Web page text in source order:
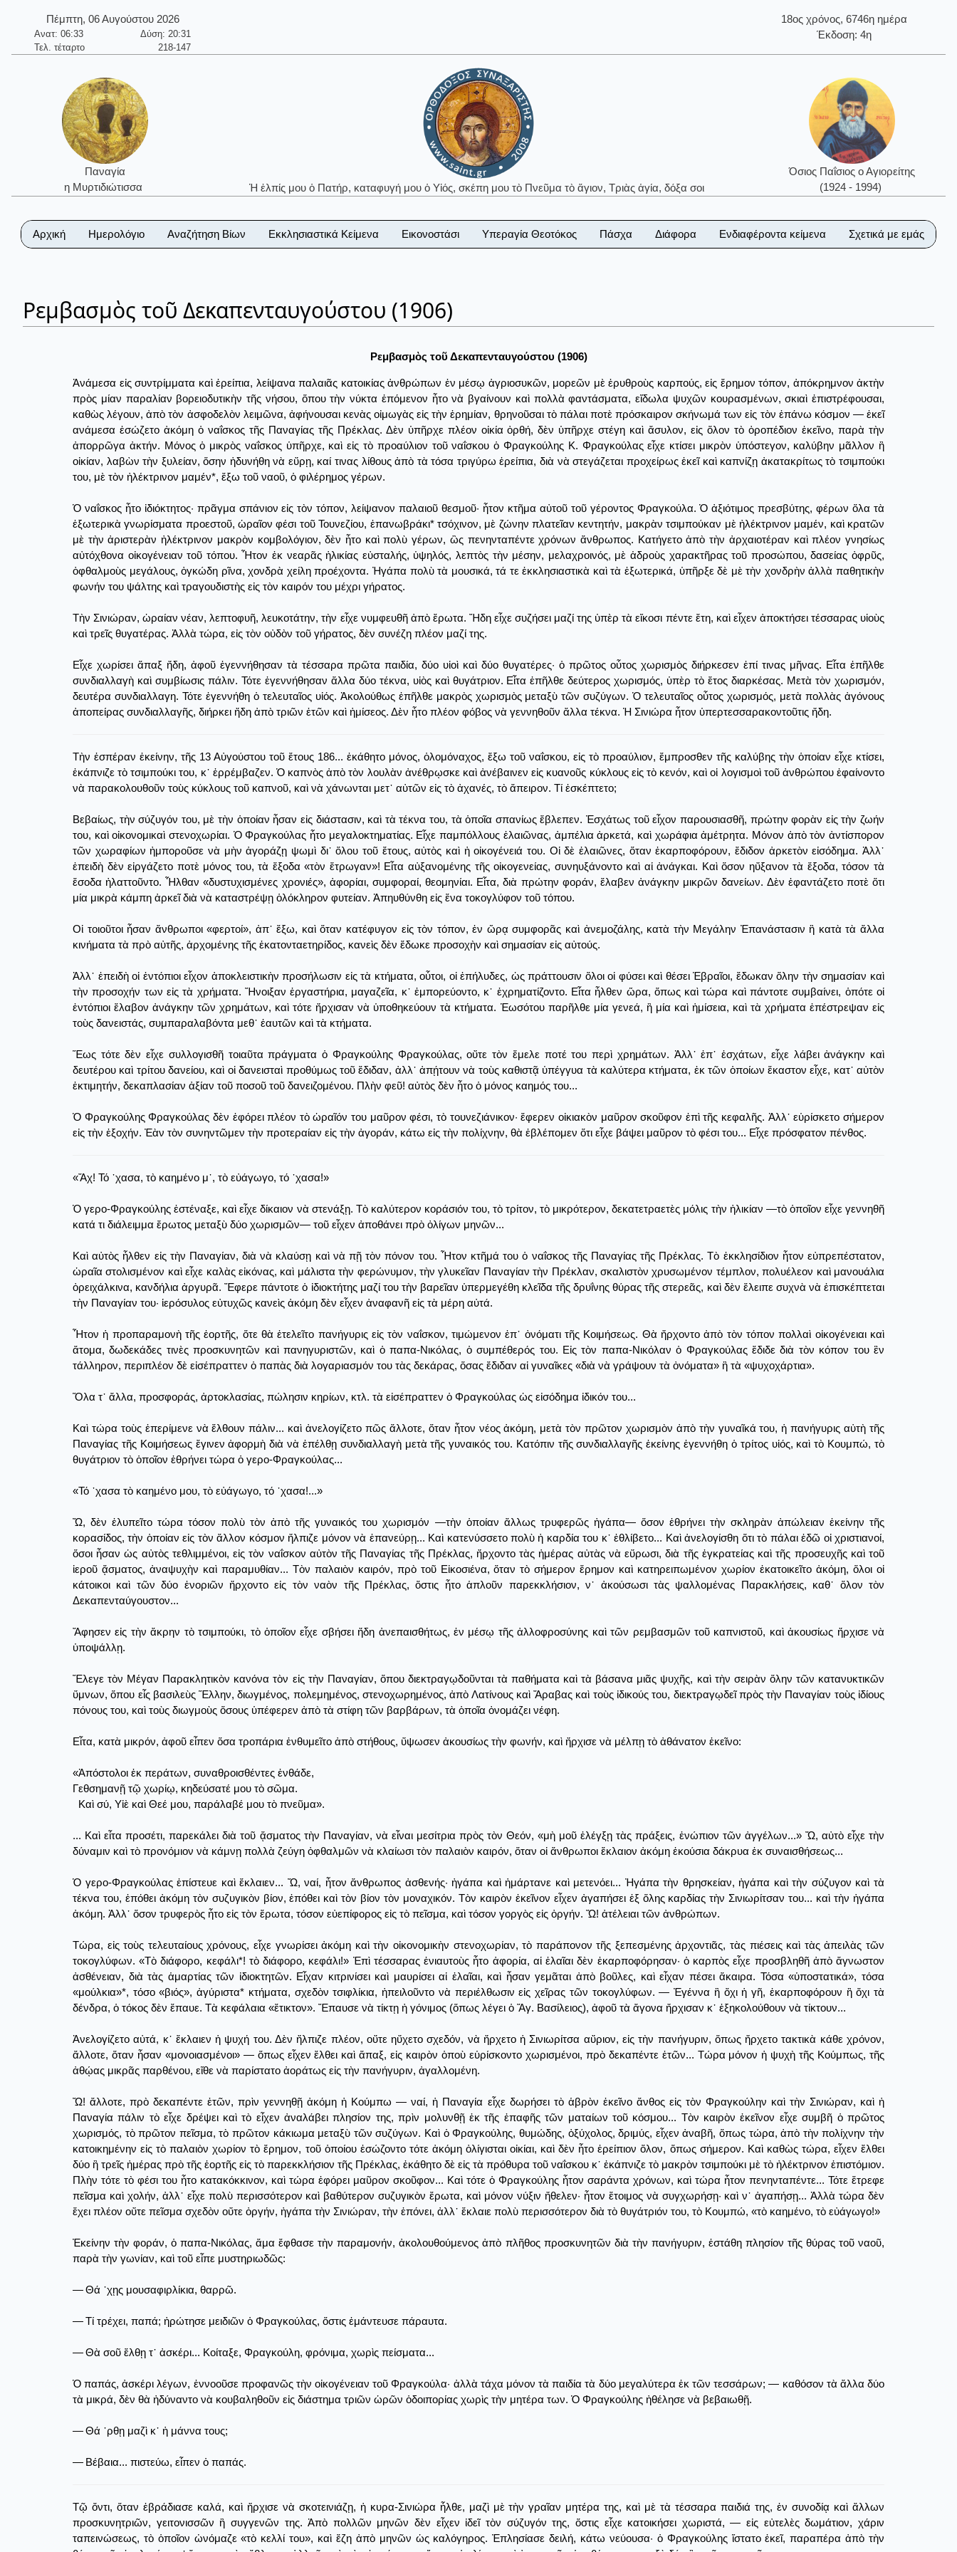
Πέμπτη, 06 Αυγούστου 2026
Ανατ: 06:33
Δύση: 20:31
Τελ. τέταρτο
218-147
18ος χρόνος, 6746η ημέρα
Έκδοση: 4η
Παναγία
η Μυρτιδιώτισσα
Ἡ ἐλπίς μου ὁ Πατήρ, καταφυγή μου ὁ Υἱός, σκέπη μου τὸ Πνεῦμα τὸ ἅγιον, Τριὰς ἁγία, δόξα σοι
Όσιος Παΐσιος ο Αγιορείτης
(1924 - 1994)
Αρχική Ημερολόγιο Αναζήτηση Βίων Εκκλησιαστικά Κείμενα Εικονοστάσι Υπεραγία Θεοτόκος Πάσχα Διάφορα Ενδιαφέροντα κείμενα Σχετικά με εμάς
Ρεμβασμὸς τοῦ Δεκαπενταυγούστου (1906)
Ρεμβασμὸς τοῦ Δεκαπενταυγούστου (1906)
Ἀνάμεσα εἰς συντρίμματα καὶ ἐρείπια, λείψανα παλαιᾶς κατοικίας ἀνθρώπων ἐν μέσῳ ἀγριοσυκῶν, μορεῶν μὲ ἐρυθροὺς καρπούς, εἰς ἔρημον τόπον, ἀπόκρημνον ἀκτὴν
πρὸς μίαν παραλίαν βορειοδυτικὴν τῆς νήσου, ὅπου τὴν νύκτα ἑπόμενον ἦτο νὰ βγαίνουν καὶ πολλὰ φαντάσματα, εἴδωλα ψυχῶν κουρασμένων, σκιαὶ ἐπιστρέφουσαι,
καθὼς λέγουν, ἀπὸ τὸν ἀσφοδελὸν λειμῶνα, ἀφήνουσαι κενὰς οἰμωγὰς εἰς τὴν ἐρημίαν, θρηνοῦσαι τὸ πάλαι ποτὲ πρόσκαιρον σκήνωμά των εἰς τὸν ἐπάνω κόσμον ― ἐκεῖ
ανάμεσα ἐσώζετο ἀκόμη ὁ ναΐσκος τῆς Παναγίας τῆς Πρέκλας. Δὲν ὑπῆρχε πλέον οἰκία ὀρθή, δὲν ὑπῆρχε στέγη καὶ ἄσυλον, εἰς ὅλον τὸ ὀροπέδιον ἐκεῖνο, παρὰ τὴν
ἀπορρῶγα ἀκτήν. Μόνος ὁ μικρὸς ναΐσκος ὑπῆρχε, καὶ εἰς τὸ προαύλιον τοῦ ναΐσκου ὁ Φραγκούλης Κ. Φραγκούλας εἶχε κτίσει μικρὸν ὑπόστεγον, καλύβην μᾶλλον ἢ
οἰκίαν, λαβὼν τὴν ξυλείαν, ὅσην ἠδυνήθη νὰ εὕρῃ, καί τινας λίθους ἀπὸ τὰ τόσα τριγύρω ἐρείπια, διὰ νὰ στεγάζεται προχείρως ἐκεῖ καὶ καπνίζῃ ἀκατακρίτως τὸ τσιμπούκι
του, μὲ τὸν ἠλέκτρινον μαμέν*, ἔξω τοῦ ναοῦ, ὁ φιλέρημος γέρων.
Ὁ ναΐσκος ἦτο ἰδιόκτητος· πρᾶγμα σπάνιον εἰς τὸν τόπον, λείψανον παλαιοῦ θεσμοῦ· ἦτον κτῆμα αὐτοῦ τοῦ γέροντος Φραγκούλα. Ὁ ἀξιότιμος πρεσβύτης, φέρων ὅλα τὰ
ἐξωτερικὰ γνωρίσματα προεστοῦ, ὡραῖον φέσι τοῦ Τουνεζίου, ἐπανωβράκι* τσόχινον, μὲ ζώνην πλατεῖαν κεντητήν, μακρὰν τσιμπούκαν μὲ ἠλέκτρινον μαμέν, καὶ κρατῶν
μὲ τὴν ἀριστερὰν ἠλέκτρινον μακρὸν κομβολόγιον, δὲν ἦτο καὶ πολὺ γέρων, ὣς πενηνταπέντε χρόνων ἄνθρωπος. Κατήγετο ἀπὸ τὴν ἀρχαιοτέραν καὶ πλέον γνησίως
αὐτόχθονα οἰκογένειαν τοῦ τόπου. Ἦτον ἐκ νεαρᾶς ἡλικίας εὐσταλής, ὑψηλός, λεπτὸς τὴν μέσην, μελαχροινός, μὲ ἁδροὺς χαρακτῆρας τοῦ προσώπου, δασείας ὀφρῦς,
ὀφθαλμοὺς μεγάλους, ὀγκώδη ρῖνα, χονδρὰ χείλη προέχοντα. Ἠγάπα πολὺ τὰ μουσικά, τά τε ἐκκλησιαστικὰ καὶ τὰ ἐξωτερικά, ὑπῆρξε δὲ μὲ τὴν χονδρὴν ἀλλὰ παθητικὴν
φωνήν του ψάλτης καὶ τραγουδιστὴς εἰς τὸν καιρόν του μέχρι γήρατος.
Τὴν Σινιώραν, ὡραίαν νέαν, λεπτοφυῆ, λευκοτάτην, τὴν εἶχε νυμφευθῆ ἀπὸ ἔρωτα. Ἤδη εἶχε συζήσει μαζί της ὑπὲρ τὰ εἴκοσι πέντε ἔτη, καὶ εἶχεν ἀποκτήσει τέσσαρας υἱοὺς
καὶ τρεῖς θυγατέρας. Ἀλλὰ τώρα, εἰς τὸν οὐδὸν τοῦ γήρατος, δὲν συνέζη πλέον μαζί της.
Εἶχε χωρίσει ἅπαξ ἤδη, ἀφοῦ ἐγεννήθησαν τὰ τέσσαρα πρῶτα παιδία, δύο υἱοὶ καὶ δύο θυγατέρες· ὁ πρῶτος οὗτος χωρισμὸς διήρκεσεν ἐπί τινας μῆνας. Εἶτα ἐπῆλθε
συνδιαλλαγὴ καὶ συμβίωσις πάλιν. Τότε ἐγεννήθησαν ἄλλα δύο τέκνα, υἱὸς καὶ θυγάτριον. Εἶτα ἐπῆλθε δεύτερος χωρισμός, ὑπὲρ τὸ ἔτος διαρκέσας. Μετὰ τὸν χωρισμόν,
δευτέρα συνδιαλλαγη. Τότε ἐγεννήθη ὁ τελευταῖος υἱός. Ἀκολούθως ἐπῆλθε μακρὸς χωρισμὸς μεταξὺ τῶν συζύγων. Ὁ τελευταῖος οὗτος χωρισμός, μετὰ πολλὰς ἀγόνους
ἀποπείρας συνδιαλλαγῆς, διήρκει ἤδη ἀπὸ τριῶν ἐτῶν καὶ ἡμίσεος. Δὲν ἦτο πλέον φόβος νὰ γεννηθοῦν ἄλλα τέκνα. Ἡ Σινιώρα ἦτον ὑπερτεσσαρακοντοῦτις ἤδη.
Τὴν ἑσπέραν ἐκείνην, τῆς 13 Αὐγούστου τοῦ ἔτους 186... ἐκάθητο μόνος, ὁλομόναχος, ἔξω τοῦ ναΐσκου, εἰς τὸ προαύλιον, ἔμπροσθεν τῆς καλύβης τὴν ὁποίαν εἶχε κτίσει,
ἐκάπνιζε τὸ τσιμπούκι του, κ᾿ ἐρρέμβαζεν. Ὁ καπνὸς ἀπὸ τὸν λουλὰν ἀνέθρῳσκε καὶ ἀνέβαινεν εἰς κυανοῦς κύκλους εἰς τὸ κενόν, καὶ οἱ λογισμοὶ τοῦ ἀνθρώπου ἐφαίνοντο
νὰ παρακολουθοῦν τοὺς κύκλους τοῦ καπνοῦ, καὶ νὰ χάνωνται μετ᾿ αὐτῶν εἰς τὸ ἀχανές, τὸ ἄπειρον. Τί ἐσκέπτετο;
Βεβαίως, τὴν σύζυγόν του, μὲ τὴν ὁποίαν ἦσαν εἰς διάστασιν, καὶ τὰ τέκνα του, τὰ ὁποῖα σπανίως ἔβλεπεν. Ἐσχάτως τοῦ εἶχον παρουσιασθῆ, πρώτην φορὰν εἰς τὴν ζωήν
του, καὶ οἰκονομικαὶ στενοχωρίαι. Ὁ Φραγκούλας ἦτο μεγαλοκτηματίας. Εἶχε παμπόλλους ἐλαιῶνας, ἀμπέλια ἀρκετά, καὶ χωράφια ἀμέτρητα. Μόνον ἀπὸ τὸν ἀντίσπορον
τῶν χωραφίων ἠμποροῦσε νὰ μὴν ἀγοράζῃ ψωμὶ δι᾿ ὅλου τοῦ ἔτους, αὐτὸς καὶ ἡ οἰκογένειά του. Οἱ δὲ ἐλαιῶνες, ὅταν ἐκαρποφόρουν, ἔδιδον ἀρκετὸν εἰσόδημα. Ἀλλ᾿
ἐπειδὴ δὲν εἰργάζετο ποτὲ μόνος του, τὰ ἔξοδα «τὸν ἔτρωγαν»! Εἶτα αὐξανομένης τῆς οἰκογενείας, συνηυξάνοντο καὶ αἱ ἀνάγκαι. Καὶ ὅσον ηὔξανον τὰ ἔξοδα, τόσον τὰ
ἔσοδα ἠλαττοῦντο. Ἦλθαν «δυστυχισμένες χρονιές», ἀφορίαι, συμφοραί, θεομηνίαι. Εἶτα, διὰ πρώτην φοράν, ἔλαβεν ἀνάγκην μικρῶν δανείων. Δὲν ἐφαντάζετο ποτὲ ὅτι
μία μικρὰ κάμπη ἀρκεῖ διὰ νὰ καταστρέψῃ ὁλόκληρον φυτείαν. Ἀπηυθύνθη εἰς ἕνα τοκογλύφον τοῦ τόπου.
Οἱ τοιοῦτοι ἦσαν ἄνθρωποι «φερτοί», ἀπ᾿ ἔξω, καὶ ὅταν κατέφυγον εἰς τὸν τόπον, ἐν ὥρᾳ συμφορᾶς καὶ ἀνεμοζάλης, κατὰ τὴν Μεγάλην Ἐπανάστασιν ἢ κατὰ τὰ ἄλλα
κινήματα τὰ πρὸ αὐτῆς, ἀρχομένης τῆς ἑκατονταετηρίδος, κανεὶς δὲν ἔδωκε προσοχὴν καὶ σημασίαν εἰς αὐτούς.
Ἀλλ᾿ ἐπειδὴ οἱ ἐντόπιοι εἶχον ἀποκλειστικὴν προσήλωσιν εἰς τὰ κτήματα, οὗτοι, οἱ ἐπήλυδες, ὡς πράττουσιν ὅλοι οἱ φύσει καὶ θέσει Ἑβραῖοι, ἔδωκαν ὅλην τὴν σημασίαν καὶ
τὴν προσοχήν των εἰς τὰ χρήματα. Ἤνοιξαν ἐργαστήρια, μαγαζεῖα, κ᾿ ἐμπορεύοντο, κ᾿ ἐχρηματίζοντο. Εἶτα ἦλθεν ὥρα, ὅπως καὶ τώρα καὶ πάντοτε συμβαίνει, ὁπότε οἱ
ἐντόπιοι ἔλαβον ἀνάγκην τῶν χρημάτων, καὶ τότε ἤρχισαν νὰ ὑποθηκεύουν τὰ κτήματα. Ἑωσότου παρῆλθε μία γενεά, ἢ μία καὶ ἡμίσεια, καὶ τὰ χρήματα ἐπέστρεψαν εἰς
τοὺς δανειστάς, συμπαραλαβόντα μεθ᾿ ἑαυτῶν καὶ τὰ κτήματα.
Ἕως τότε δὲν εἶχε συλλογισθῆ τοιαῦτα πράγματα ὁ Φραγκούλης Φραγκούλας, οὔτε τὸν ἔμελε ποτέ του περὶ χρημάτων. Ἀλλ᾿ ἐπ᾿ ἐσχάτων, εἶχε λάβει ἀνάγκην καὶ
δευτέρου καὶ τρίτου δανείου, καὶ οἱ δανεισταὶ προθύμως τοῦ ἔδιδαν, ἀλλ᾿ ἀπῄτουν νὰ τοὺς καθιστᾷ ὑπέγγυα τὰ καλύτερα κτήματα, ἐκ τῶν ὁποίων ἕκαστον εἶχε, κατ᾿ αὐτὸν
ἐκτιμητήν, δεκαπλασίαν ἀξίαν τοῦ ποσοῦ τοῦ δανειζομένου. Πλὴν φεῦ! αὐτὸς δὲν ἦτο ὁ μόνος καημός του...
Ὁ Φραγκούλης Φραγκούλας δὲν ἐφόρει πλέον τὸ ὡραῖόν του μαῦρον φέσι, τὸ τουνεζιάνικον· ἔφερεν οἰκιακὸν μαῦρον σκοῦφον ἐπὶ τῆς κεφαλῆς. Ἀλλ᾿ εὑρίσκετο σήμερον
εἰς τὴν ἐξοχήν. Ἐὰν τὸν συνηντῶμεν τὴν προτεραίαν εἰς τὴν ἀγοράν, κάτω εἰς τὴν πολίχνην, θὰ ἐβλέπομεν ὅτι εἶχε βάψει μαῦρον τὸ φέσι του... Εἶχε πρόσφατον πένθος.
«Ἄχ! Τό ᾽χασα, τὸ καημένο μ᾿, τὸ εὐάγωγο, τό ᾽χασα!»
Ὁ γερο-Φραγκούλης ἐστέναξε, καὶ εἶχε δίκαιον νὰ στενάξῃ. Τὸ καλύτερον κοράσιόν του, τὸ τρίτον, τὸ μικρότερον, δεκατετραετὲς μόλις τὴν ἡλικίαν ―τὸ ὁποῖον εἶχε γεννηθῆ
κατά τι διάλειμμα ἔρωτος μεταξὺ δύο χωρισμῶν― τοῦ εἶχεν ἀποθάνει πρὸ ὀλίγων μηνῶν...
Καὶ αὐτὸς ἦλθεν εἰς τὴν Παναγίαν, διὰ νὰ κλαύσῃ καὶ νὰ πῇ τὸν πόνον του. Ἦτον κτῆμά του ὁ ναΐσκος τῆς Παναγίας τῆς Πρέκλας. Τὸ ἐκκλησίδιον ἦτον εὐπρεπέστατον,
ὡραῖα στολισμένον καὶ εἶχε καλὰς εἰκόνας, καὶ μάλιστα τὴν φερώνυμον, τὴν γλυκεῖαν Παναγίαν τὴν Πρέκλαν, σκαλιστὸν χρυσωμένον τέμπλον, πολυέλεον καὶ μανουάλια
ὀρειχάλκινα, κανδήλια ἀργυρᾶ. Ἔφερε πάντοτε ὁ ἰδιοκτήτης μαζί του τὴν βαρεῖαν ὑπερμεγέθη κλεῖδα τῆς δρυΐνης θύρας τῆς στερεᾶς, καὶ δὲν ἔλειπε συχνὰ νὰ ἐπισκέπτεται
τὴν Παναγίαν του· ἱερόσυλος εὐτυχῶς κανεὶς ἀκόμη δὲν εἶχεν ἀναφανῆ εἰς τὰ μέρη αὐτά.
Ἦτον ἡ προπαραμονὴ τῆς ἑορτῆς, ὅτε θὰ ἐτελεῖτο πανήγυρις εἰς τὸν ναΐσκον, τιμώμενον ἐπ᾿ ὀνόματι τῆς Κοιμήσεως. Θὰ ἤρχοντο ἀπὸ τὸν τόπον πολλαὶ οἰκογένειαι καὶ
ἄτομα, δωδεκάδες τινὲς προσκυνητῶν καὶ πανηγυριστῶν, καὶ ὁ παπα-Νικόλας, ὁ συμπέθερός του. Εἰς τὸν παπα-Νικόλαν ὁ Φραγκούλας ἔδιδε διὰ τὸν κόπον του ἓν
τάλληρον, περιπλέον δὲ εἰσέπραττεν ὁ παπὰς διὰ λογαριασμόν του τὰς δεκάρας, ὅσας ἔδιδαν αἱ γυναῖκες «διὰ νὰ γράψουν τὰ ὀνόματα» ἢ τὰ «ψυχοχάρτια».
Ὅλα τ᾿ ἄλλα, προσφοράς, ἀρτοκλασίας, πώλησιν κηρίων, κτλ. τὰ εἰσέπραττεν ὁ Φραγκούλας ὡς εἰσόδημα ἰδικόν του...
Καὶ τώρα τοὺς ἐπερίμενε νὰ ἔλθουν πάλιν... καὶ ἀνελογίζετο πῶς ἄλλοτε, ὅταν ἦτον νέος ἀκόμη, μετὰ τὸν πρῶτον χωρισμὸν ἀπὸ τὴν γυναῖκά του, ἡ πανήγυρις αὐτὴ τῆς
Παναγίας τῆς Κοιμήσεως ἔγινεν ἀφορμὴ διὰ νὰ ἐπέλθῃ συνδιαλλαγὴ μετὰ τῆς γυναικός του. Κατόπιν τῆς συνδιαλλαγῆς ἐκείνης ἐγεννήθη ὁ τρίτος υἱός, καὶ τὸ Κουμπώ, τὸ
θυγάτριον τὸ ὁποῖον ἐθρήνει τώρα ὁ γερο-Φραγκούλας...
«Τό ᾽χασα τὸ καημένο μου, τὸ εὐάγωγο, τό ᾽χασα!...»
Ὤ, δὲν ἐλυπεῖτο τώρα τόσον πολὺ τὸν ἀπὸ τῆς γυναικός του χωρισμόν ―τὴν ὁποίαν ἄλλως τρυφερῶς ἠγάπα― ὅσον ἐθρήνει τὴν σκληρὰν ἀπώλειαν ἐκείνην τῆς
κορασίδος, τὴν ὁποίαν εἰς τὸν ἄλλον κόσμον ἤλπιζε μόνον νὰ ἐπανεύρῃ... Καὶ κατενύσσετο πολὺ ἡ καρδία του κ᾿ ἐθλίβετο... Καὶ ἀνελογίσθη ὅτι τὸ πάλαι ἐδῶ οἱ χριστιανοί,
ὅσοι ἦσαν ὡς αὐτὸς τεθλιμμένοι, εἰς τὸν ναΐσκον αὐτὸν τῆς Παναγίας τῆς Πρέκλας, ἤρχοντο τὰς ἡμέρας αὐτὰς νὰ εὕρωσι, διὰ τῆς ἐγκρατείας καὶ τῆς προσευχῆς καὶ τοῦ
ἱεροῦ ᾄσματος, ἀναψυχὴν καὶ παραμυθίαν... Τὸν παλαιὸν καιρόν, πρὸ τοῦ Εἰκοσιένα, ὅταν τὸ σήμερον ἔρημον καὶ κατηρειπωμένον χωρίον ἐκατοικεῖτο ἀκόμη, ὅλοι οἱ
κάτοικοι καὶ τῶν δύο ἐνοριῶν ἤρχοντο εἰς τὸν ναὸν τῆς Πρέκλας, ὅστις ἦτο ἁπλοῦν παρεκκλήσιον, ν᾿ ἀκούσωσι τὰς ψαλλομένας Παρακλήσεις, καθ᾿ ὅλον τὸν
Δεκαπενταύγουστον...
Ἄφησεν εἰς τὴν ἄκρην τὸ τσιμπούκι, τὸ ὁποῖον εἶχε σβήσει ἤδη ἀνεπαισθήτως, ἐν μέσῳ τῆς ἀλλοφροσύνης καὶ τῶν ρεμβασμῶν τοῦ καπνιστοῦ, καὶ ἀκουσίως ἤρχισε νὰ
ὑποψάλλῃ.
Ἔλεγε τὸν Μέγαν Παρακλητικὸν κανόνα τὸν εἰς τὴν Παναγίαν, ὅπου διεκτραγῳδοῦνται τὰ παθήματα καὶ τὰ βάσανα μιᾶς ψυχῆς, καὶ τὴν σειρὰν ὅλην τῶν κατανυκτικῶν
ὕμνων, ὅπου εἷς βασιλεὺς Ἕλλην, διωγμένος, πολεμημένος, στενοχωρημένος, ἀπὸ Λατίνους καὶ Ἄραβας καὶ τοὺς ἰδικούς του, διεκτραγῳδεῖ πρὸς τὴν Παναγίαν τοὺς ἰδίους
πόνους του, καὶ τοὺς διωγμοὺς ὅσους ὑπέφερεν ἀπὸ τὰ στίφη τῶν βαρβάρων, τὰ ὁποῖα ὀνομάζει νέφη.
Εἶτα, κατὰ μικρόν, ἀφοῦ εἶπεν ὅσα τροπάρια ἐνθυμεῖτο ἀπὸ στήθους, ὕψωσεν ἀκουσίως τὴν φωνήν, καὶ ἤρχισε νὰ μέλπῃ τὸ ἀθάνατον ἐκεῖνο:
«Ἀπόστολοι ἐκ περάτων, συναθροισθέντες ἐνθάδε,
Γεθσημανῇ τῷ χωρίῳ, κηδεύσατέ μου τὸ σῶμα.
Καὶ σύ, Υἱὲ καὶ Θεέ μου, παράλαβέ μου τὸ πνεῦμα».
... Καὶ εἶτα προσέτι, παρεκάλει διὰ τοῦ ᾄσματος τὴν Παναγίαν, νὰ εἶναι μεσίτρια πρὸς τὸν Θεόν, «μὴ μοῦ ἐλέγξῃ τὰς πράξεις, ἐνώπιον τῶν ἀγγέλων...» Ὤ, αὐτὸ εἶχε τὴν
δύναμιν καὶ τὸ προνόμιον νὰ κάμνῃ πολλὰ ζεύγη ὀφθαλμῶν νὰ κλαίωσι τὸν παλαιὸν καιρόν, ὅταν οἱ ἄνθρωποι ἔκλαιον ἀκόμη ἑκούσια δάκρυα ἐκ συναισθήσεως...
Ὁ γερο-Φραγκούλας ἐπίστευε καὶ ἔκλαιεν... Ὤ, ναί, ἦτον ἄνθρωπος ἀσθενής· ἠγάπα καὶ ἡμάρτανε καὶ μετενόει... Ἠγάπα τὴν θρησκείαν, ἠγάπα καὶ τὴν σύζυγον καὶ τὰ
τέκνα του, ἐπόθει ἀκόμη τὸν συζυγικὸν βίον, ἐπόθει καὶ τὸν βίον τὸν μοναχικόν. Τὸν καιρὸν ἐκεῖνον εἶχεν ἀγαπήσει ἐξ ὅλης καρδίας τὴν Σινιωρίτσαν του... καὶ τὴν ἠγάπα
ἀκόμη. Ἀλλ᾿ ὅσον τρυφερὸς ἦτο εἰς τὸν ἔρωτα, τόσον εὐεπίφορος εἰς τὸ πεῖσμα, καὶ τόσον γοργὸς εἰς ὀργήν. Ὤ! ἀτέλειαι τῶν ἀνθρώπων.
Τώρα, εἰς τοὺς τελευταίους χρόνους, εἶχε γνωρίσει ἀκόμη καὶ τὴν οἰκονομικὴν στενοχωρίαν, τὸ παράπονον τῆς ξεπεσμένης ἀρχοντιᾶς, τὰς πιέσεις καὶ τὰς ἀπειλὰς τῶν
τοκογλύφων. «Τὸ διάφορο, κεφάλι*! τὸ διάφορο, κεφάλι!» Ἐπὶ τέσσαρας ἐνιαυτοὺς ἦτο ἀφορία, αἱ ἐλαῖαι δὲν ἐκαρποφόρησαν· ὁ καρπὸς εἶχε προσβληθῆ ἀπὸ ἄγνωστον
ἀσθένειαν, διὰ τὰς ἁμαρτίας τῶν ἰδιοκτητῶν. Εἶχαν κιτρινίσει καὶ μαυρίσει αἱ ἐλαῖαι, καὶ ἦσαν γεμᾶται ἀπὸ βοῦλες, καὶ εἶχαν πέσει ἄκαιρα. Τόσα «ὑποστατικά», τόσα
«μούλκια»*, τόσο «βιός», ἀγύριστα* κτήματα, σχεδὸν τσιφλίκια, ἠπειλοῦντο νὰ περιέλθωσιν εἰς χεῖρας τῶν τοκογλύφων. ― Ἐγέννα ἢ ὄχι ἡ γῆ, ἐκαρποφόρουν ἢ ὄχι τὰ
δένδρα, ὁ τόκος δὲν ἔπαυε. Τὰ κεφάλαια «ἔτικτον». Ἔπαυσε νὰ τίκτῃ ἡ γόνιμος (ὅπως λέγει ὁ Ἅγ. Βασίλειος), ἀφοῦ τὰ ἄγονα ἤρχισαν κ᾿ ἐξηκολούθουν νὰ τίκτουν...
Ἀνελογίζετο αὐτά, κ᾿ ἔκλαιεν ἡ ψυχή του. Δὲν ἤλπιζε πλέον, οὔτε ηὔχετο σχεδόν, νὰ ἤρχετο ἡ Σινιωρίτσα αὔριον, εἰς τὴν πανήγυριν, ὅπως ἤρχετο τακτικὰ κάθε χρόνον,
ἄλλοτε, ὅταν ἦσαν «μονοιασμένοι» ― ὅπως εἶχεν ἔλθει καὶ ἅπαξ, εἰς καιρὸν ὁποὺ εὑρίσκοντο χωρισμένοι, πρὸ δεκαπέντε ἐτῶν... Τώρα μόνον ἡ ψυχὴ τῆς Κούμπως, τῆς
ἀθῴας μικρᾶς παρθένου, εἴθε νὰ παρίστατο ἀοράτως εἰς τὴν πανήγυριν, ἀγαλλομένη.
Ὤ! ἄλλοτε, πρὸ δεκαπέντε ἐτῶν, πρὶν γεννηθῇ ἀκόμη ἡ Κούμπω ― ναί, ἡ Παναγία εἶχε δωρήσει τὸ ἁβρὸν ἐκεῖνο ἄνθος εἰς τὸν Φραγκούλην καὶ τὴν Σινιώραν, καὶ ἡ
Παναγία πάλιν τὸ εἶχε δρέψει καὶ τὸ εἶχεν ἀναλάβει πλησίον της, πρὶν μολυνθῇ ἐκ τῆς ἐπαφῆς τῶν ματαίων τοῦ κόσμου... Τὸν καιρὸν ἐκεῖνον εἶχε συμβῆ ὁ πρῶτος
χωρισμός, τὸ πρῶτον πεῖσμα, τὸ πρῶτον κάκιωμα μεταξὺ τῶν συζύγων. Καὶ ὁ Φραγκούλης, θυμώδης, ὀξύχολος, δριμύς, εἶχεν ἀναβῆ, ὅπως τώρα, ἀπὸ τὴν πολίχνην τὴν
κατοικημένην εἰς τὸ παλαιὸν χωρίον τὸ ἔρημον, τοῦ ὁποίου ἐσώζοντο τότε ἀκόμη ὀλίγισται οἰκίαι, καὶ δὲν ἦτο ἐρείπιον ὅλον, ὅπως σήμερον. Καὶ καθὼς τώρα, εἶχεν ἔλθει
δύο ἢ τρεῖς ἡμέρας πρὸ τῆς ἑορτῆς εἰς τὸ παρεκκλήσιον τῆς Πρέκλας, ἐκάθητο δὲ εἰς τὰ πρόθυρα τοῦ ναΐσκου κ᾿ ἐκάπνιζε τὸ μακρὸν τσιμπούκι μὲ τὸ ἠλέκτρινον ἐπιστόμιον.
Πλὴν τότε τὸ φέσι του ἦτο κατακόκκινον, καὶ τώρα ἐφόρει μαῦρον σκοῦφον... Καὶ τότε ὁ Φραγκούλης ἦτον σαράντα χρόνων, καὶ τώρα ἦτον πενηνταπέντε... Τότε ἔτρεφε
πεῖσμα καὶ χολήν, ἀλλ᾿ εἶχε πολὺ περισσότερον καὶ βαθύτερον συζυγικὸν ἔρωτα, καὶ μόνον νύξιν ἤθελεν· ἦτον ἕτοιμος νὰ συγχωρήσῃ· καὶ ν᾿ ἀγαπήσῃ... Ἀλλὰ τώρα δὲν
ἔχει πλέον οὔτε πεῖσμα σχεδὸν οὔτε ὀργήν, ἠγάπα τὴν Σινιώραν, τὴν ἐπόνει, ἀλλ᾿ ἔκλαιε πολὺ περισσότερον διὰ τὸ θυγάτριόν του, τὸ Κουμπώ, «τὸ καημένο, τὸ εὐάγωγο!»
Ἐκείνην τὴν φοράν, ὁ παπα-Νικόλας, ἅμα ἔφθασε τὴν παραμονήν, ἀκολουθούμενος ἀπὸ πλῆθος προσκυνητῶν διὰ τὴν πανήγυριν, ἐστάθη πλησίον τῆς θύρας τοῦ ναοῦ,
παρὰ τὴν γωνίαν, καὶ τοῦ εἶπε μυστηριωδῶς:
― Θά ᾽χῃς μουσαφιρλίκια, θαρρῶ.
― Τί τρέχει, παπά; ἠρώτησε μειδιῶν ὁ Φραγκούλας, ὅστις ἐμάντευσε πάραυτα.
― Θὰ σοῦ ἔλθῃ τ᾿ ἀσκέρι... Κοίταξε, Φραγκούλη, φρόνιμα, χωρὶς πείσματα...
Ὁ παπάς, ἀσκέρι λέγων, ἐννοοῦσε προφανῶς τὴν οἰκογένειαν τοῦ Φραγκούλα· ἀλλὰ τάχα μόνον τὰ παιδία τὰ δύο μεγαλύτερα ἐκ τῶν τεσσάρων; ― καθόσον τὰ ἄλλα δύο
τὰ μικρά, δὲν θὰ ἠδύναντο νὰ κουβαληθοῦν εἰς διάστημα τριῶν ὡρῶν ὁδοιπορίας χωρὶς τὴν μητέρα των. Ὁ Φραγκούλης ἠθέλησε νὰ βεβαιωθῇ.
― Θά ᾽ρθῃ μαζὶ κ᾿ ἡ μάννα τους;
― Βέβαια... πιστεύω, εἶπεν ὁ παπάς.
Τῷ ὄντι, ὅταν ἐβράδιασε καλά, καὶ ἤρχισε νὰ σκοτεινιάζῃ, ἡ κυρα-Σινιώρα ἦλθε, μαζὶ μὲ τὴν γραῖαν μητέρα της, καὶ μὲ τὰ τέσσαρα παιδιά της, ἐν συνοδίᾳ καὶ ἄλλων
προσκυνητριῶν, γειτονισσῶν ἢ συγγενῶν της. Ἀπὸ πολλῶν μηνῶν δὲν εἶχεν ἰδεῖ τὸν σύζυγόν της, ὅστις εἶχε κατοικήσει χωριστά, ― εἰς εὐτελὲς δωμάτιον, χάριν
ταπεινώσεως, τὸ ὁποῖον ὠνόμαζε «τὸ κελλί του», καὶ ἔζη ἀπὸ μηνῶν ὡς καλόγηρος. Ἐπλησίασε δειλή, κάτω νεύουσα· ὁ Φραγκούλης ἵστατο ἐκεῖ, παραπέρα ἀπὸ τὴν